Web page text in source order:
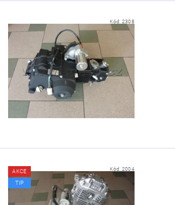
Kód: 2308
AKCE
TIP
Kód: 2004